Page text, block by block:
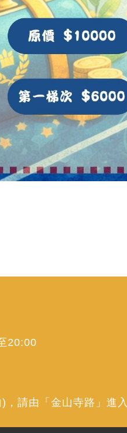
20:00
請由「金山寺路」進入